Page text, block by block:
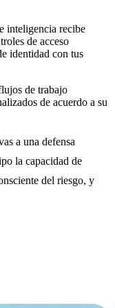
inteligencia recibe
de acceso
identidad con tus
de trabajo
de acuerdo a su
a una defensa
la capacidad de
del riesgo, y